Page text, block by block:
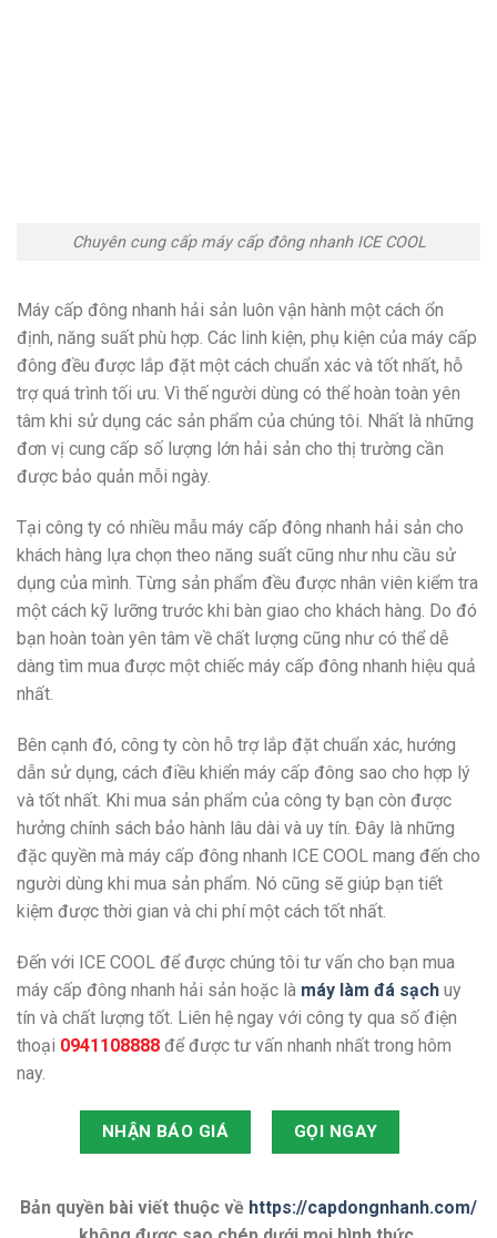
Chuyên cung cấp máy cấp đông nhanh ICE COOL
Máy cấp đông nhanh hải sản luôn vận hành một cách ổn
định, năng suất phù hợp. Các linh kiện, phụ kiện của máy cấp
đông đều được lắp đặt một cách chuẩn xác và tốt nhất, hỗ
trợ quá trình tối ưu. Vì thế người dùng có thể hoàn toàn yên
tâm khi sử dụng các sản phẩm của chúng tôi. Nhất là những
đơn vị cung cấp số lượng lớn hải sản cho thị trường cần
được bảo quản mỗi ngày.
Tại công ty có nhiều mẫu máy cấp đông nhanh hải sản cho
khách hàng lựa chọn theo năng suất cũng như nhu cầu sử
dụng của mình. Từng sản phẩm đều được nhân viên kiểm tra
một cách kỹ lưỡng trước khi bàn giao cho khách hàng. Do đó
bạn hoàn toàn yên tâm về chất lượng cũng như có thể dễ
dàng tìm mua được một chiếc máy cấp đông nhanh hiệu quả
nhất.
Bên cạnh đó, công ty còn hỗ trợ lắp đặt chuẩn xác, hướng
dẫn sử dụng, cách điều khiển máy cấp đông sao cho hợp lý
và tốt nhất. Khi mua sản phẩm của công ty bạn còn được
hưởng chính sách bảo hành lâu dài và uy tín. Đây là những
đặc quyền mà máy cấp đông nhanh ICE COOL mang đến cho
người dùng khi mua sản phẩm. Nó cũng sẽ giúp bạn tiết
kiệm được thời gian và chi phí một cách tốt nhất.
Đến với ICE COOL để được chúng tôi tư vấn cho bạn mua
máy cấp đông nhanh hải sản hoặc là máy làm đá sạch uy
tín và chất lượng tốt. Liên hệ ngay với công ty qua số điện
thoại 0941108888 để được tư vấn nhanh nhất trong hôm
nay.
NHẬN BÁO GIÁ GỌI NGAY
Bản quyền bài viết thuộc về https://capdongnhanh.com/